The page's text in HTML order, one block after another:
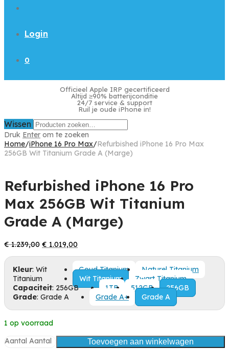
Login
0
Officieel Apple IRP gecertificeerd
Altijd ≥90% batterijconditie
24/7 service & support
Ruil je oude iPhone in!
Wissen
Druk Enter om te zoeken
Home/iPhone 16 Pro Max/Refurbished iPhone 16 Pro Max
256GB Wit Titanium Grade A (Marge)
Refurbished iPhone 16 Pro
Max 256GB Wit Titanium
Grade A (Marge)
€1.239,00 Oorspronkelijke
€ 1.239,00.
€ 1.019,00
€ 1.019,00.
Kleur: Wit
Titanium
Goud Titanium
Naturel Titanium
Wit Titanium
Zwart Titanium
Capaciteit: 256GB 1TB 512GB
256GB
Grade: Grade A Grade A+ Grade A
1 op voorraad
Aantal Aantal Toevoegen aan winkelwagen